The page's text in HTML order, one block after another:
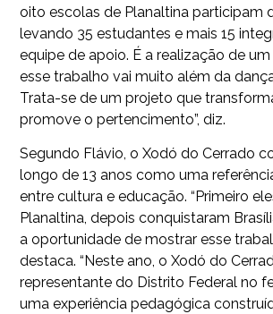
oito escolas de Planaltina participam
levando 35 estudantes e mais 15
equipe de apoio. É a realização de
esse trabalho vai muito além da
Trata-se de um projeto que
promove o pertencimento”, diz.
Segundo Flávio, o Xodó do Cerrado
longo de 13 anos como uma
entre cultura e educação. “Primeiro
Planaltina, depois conquistaram
a oportunidade de mostrar esse
destaca. “Neste ano, o Xodó do
representante do Distrito Federal no
uma experiência pedagógica